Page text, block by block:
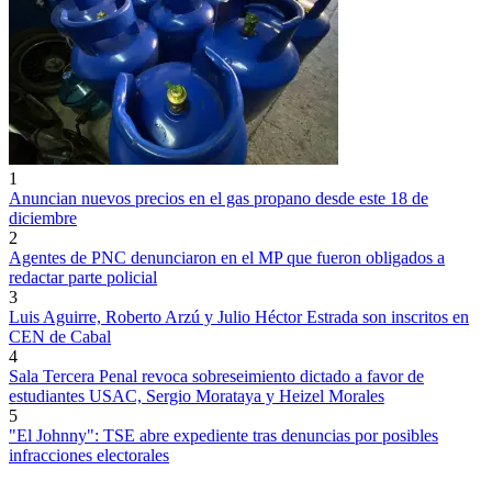
1
Anuncian nuevos precios en el gas propano desde este 18 de
diciembre
2
Agentes de PNC denunciaron en el MP que fueron obligados a
redactar parte policial
3
Luis Aguirre, Roberto Arzú y Julio Héctor Estrada son inscritos en
CEN de Cabal
4
Sala Tercera Penal revoca sobreseimiento dictado a favor de
estudiantes USAC, Sergio Morataya y Heizel Morales
5
"El Johnny": TSE abre expediente tras denuncias por posibles
infracciones electorales